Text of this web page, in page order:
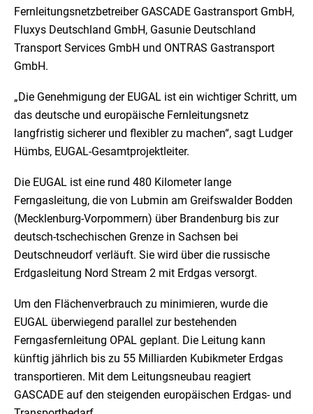
Fernleitungsnetzbetreiber GASCADE Gastransport GmbH,
Fluxys Deutschland GmbH, Gasunie Deutschland
Transport Services GmbH und ONTRAS Gastransport
GmbH.
„Die Genehmigung der EUGAL ist ein wichtiger Schritt, um
das deutsche und europäische Fernleitungsnetz
langfristig sicherer und flexibler zu machen“, sagt Ludger
Hümbs, EUGAL-Gesamtprojektleiter.
Die EUGAL ist eine rund 480 Kilometer lange
Ferngasleitung, die von Lubmin am Greifswalder Bodden
(Mecklenburg-Vorpommern) über Brandenburg bis zur
deutsch-tschechischen Grenze in Sachsen bei
Deutschneudorf verläuft. Sie wird über die russische
Erdgasleitung Nord Stream 2 mit Erdgas versorgt.
Um den Flächenverbrauch zu minimieren, wurde die
EUGAL überwiegend parallel zur bestehenden
Ferngasfernleitung OPAL geplant. Die Leitung kann
künftig jährlich bis zu 55 Milliarden Kubikmeter Erdgas
transportieren. Mit dem Leitungsneubau reagiert
GASCADE auf den steigenden europäischen Erdgas- und